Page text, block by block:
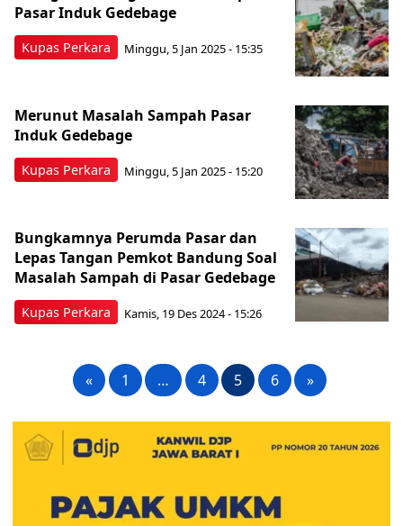
Kupas Perkara
Pasar Induk Gedebage
Minggu, 5 Jan 2025 - 15:35
Kupas Perkara
Merunut Masalah Sampah Pasar
Induk Gedebage
Minggu, 5 Jan 2025 - 15:20
Kupas Perkara
Bungkamnya Perumda Pasar dan
Lepas Tangan Pemkot Bandung Soal
Masalah Sampah di Pasar Gedebage
Kamis, 19 Des 2024 - 15:26
« 1 … 4 5 6 »